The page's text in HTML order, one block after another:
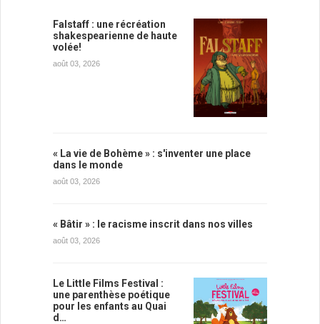
Falstaff : une récréation
shakespearienne de haute
volée!
août 03, 2026
« La vie de Bohème » : s'inventer une place
dans le monde
août 03, 2026
« Bâtir » : le racisme inscrit dans nos villes
août 03, 2026
Le Little Films Festival :
une parenthèse poétique
pour les enfants au Quai
d…